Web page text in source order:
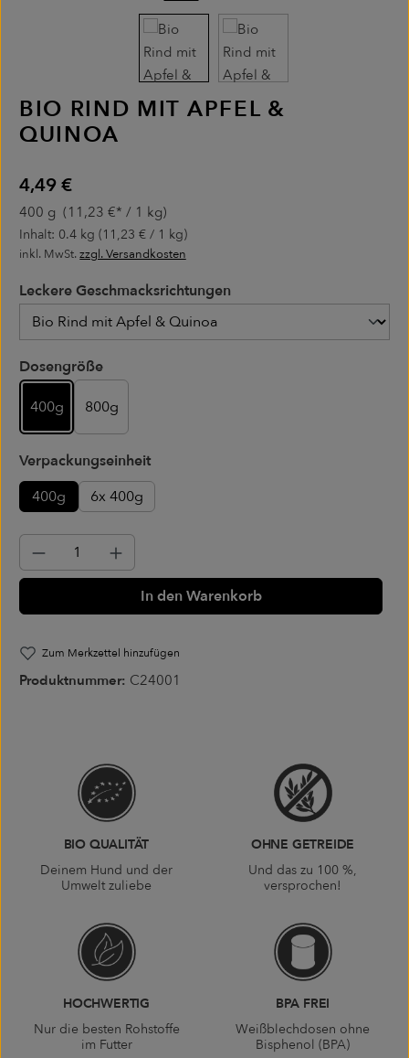
BIO RIND MIT APFEL &
QUINOA
Regulärer Preis:
4,49 €
400 g (11,23 €* / 1 kg)
Inhalt: 0.4 kg (11,23 € / 1 kg)
inkl. MwSt. zzgl. Versandkosten
Leckere Geschmacksrichtungen
Leckere Geschmacksrichtungen
Dosengröße
400g
800g
Verpackungseinheitauswählen
400g
6x 400g
Produkt Anzahl: Gib den gewünschten
In den Warenkorb
Zum Merkzettel hinzufügen
Produktnummer: C24001
BIO QUALITÄT
Deinem Hund und der
Umwelt zuliebe
OHNE GETREIDE
Und das zu 100 %,
versprochen!
HOCHWERTIG
Nur die besten Rohstoffe
im Futter
BPA FREI
Weißblechdosen ohne
Bisphenol (BPA)